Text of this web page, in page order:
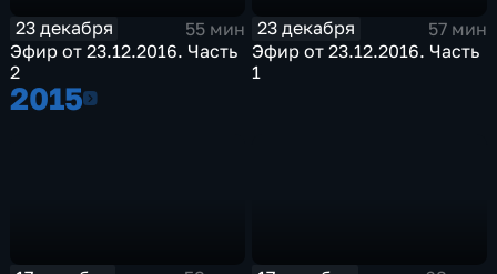
23 декабря
55 мин
Эфир от 23.12.2016. Часть
2
23 декабря
57 мин
Эфир от 23.12.2016. Часть
1
20152015